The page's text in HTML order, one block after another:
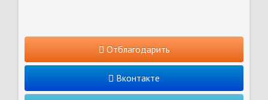
Отблагодарить
Вконтакте